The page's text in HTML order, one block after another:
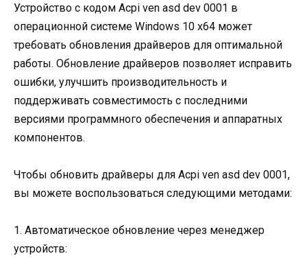
Устройство с кодом Acpi ven asd dev 0001 в
операционной системе Windows 10 x64 может
требовать обновления драйверов для оптимальной
работы. Обновление драйверов позволяет исправить
ошибки, улучшить производительность и
поддерживать совместимость с последними
версиями программного обеспечения и аппаратных
компонентов.
Чтобы обновить драйверы для Acpi ven asd dev 0001,
вы можете воспользоваться следующими методами:
1. Автоматическое обновление через менеджер
устройств: